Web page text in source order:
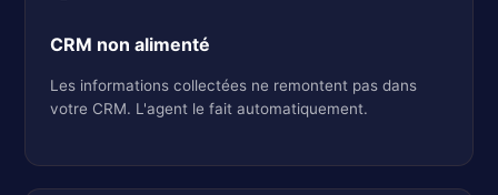
CRM non alimenté
Les informations collectées ne remontent pas dans
votre CRM. L'agent le fait automatiquement.